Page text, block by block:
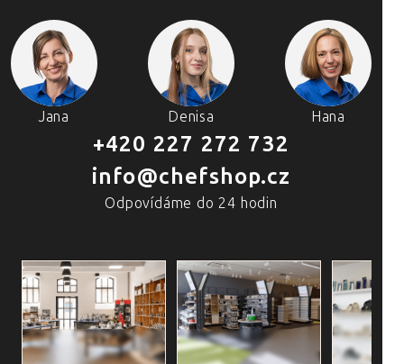
Jana Denisa Hana
+420 227 272 732
info@chefshop.cz
Odpovídáme do 24 hodin